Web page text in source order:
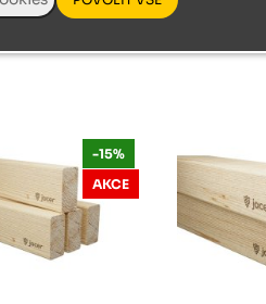
-15%
AKCE